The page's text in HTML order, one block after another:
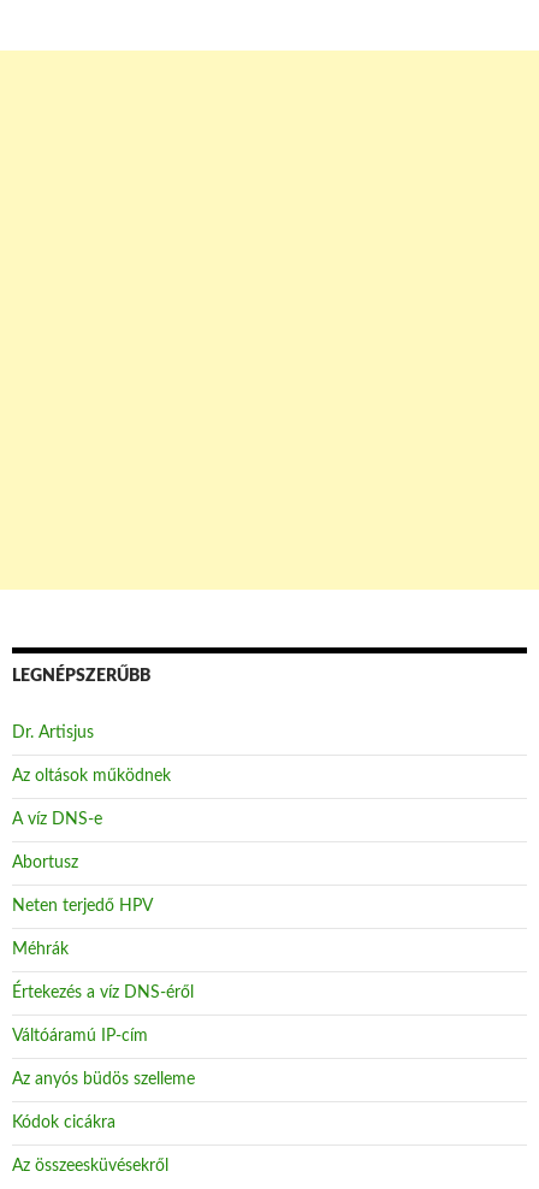
LEGNÉPSZERŰBB
Dr. Artisjus
Az oltások működnek
A víz DNS-e
Abortusz
Neten terjedő HPV
Méhrák
Értekezés a víz DNS-éről
Váltóáramú IP-cím
Az anyós büdös szelleme
Kódok cicákra
Az összeesküvésekről